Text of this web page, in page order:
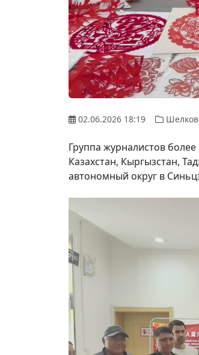
02.06.2026 18:19
Группа журналистов
Казахстан, Кыргызстан,
автономный округ в